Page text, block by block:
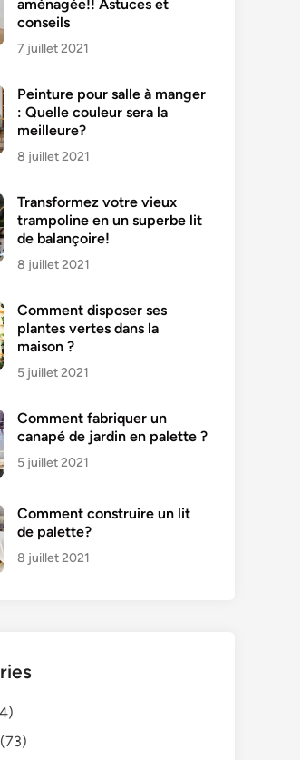
aménagée!! Astuces et
conseils
7 juillet 2021
Peinture pour salle à manger
: Quelle couleur sera la
meilleure?
8 juillet 2021
Transformez votre vieux
trampoline en un superbe lit
de balançoire!
8 juillet 2021
Comment disposer ses
plantes vertes dans la
maison ?
5 juillet 2021
Comment fabriquer un
canapé de jardin en palette ?
5 juillet 2021
Comment construire un lit
de palette?
8 juillet 2021
(73)